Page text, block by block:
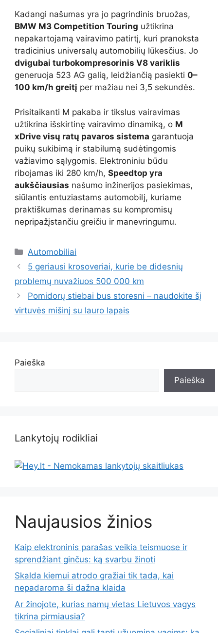
Kadangi našumas yra jo pagrindinis bruožas,
BMW M3 Competition Touring užtikrina
nepakartojamą vairavimo patirtį, kuri pranoksta
tradicinius universalų automobilių lūkesčius. Jo
dvigubai turbokompresorinis V8 variklis
generuoja 523 AG galią, leidžiančią pasiekti 0–
100 km/h greitį per mažiau nei 3,5 sekundės.
Prisitaikanti M pakaba ir tikslus vairavimas
užtikrina išskirtinę vairavimo dinamiką, o M
xDrive visų ratų pavaros sistema garantuoja
puikų sukibimą ir stabilumą sudėtingomis
važiavimo sąlygomis. Elektroniniu būdu
ribojamas iki 280 km/h, Speedtop yra
aukščiausias našumo inžinerijos pasiekimas,
siūlantis entuziastams automobilį, kuriame
praktiškumas derinamas su kompromisų
nepripažįstančiu greičiu ir manevringumu.
Kategorijos
Automobiliai
5 geriausi krosoveriai, kurie be didesnių
problemų nuvažiuos 500 000 km
Pomidorų stiebai bus storesni – naudokite šį
virtuvės mišinį su lauro lapais
Paieška
Paieška
Lankytojų rodikliai
Naujausios žinios
Kaip elektroninis parašas veikia teismuose ir
sprendžiant ginčus: ką svarbu žinoti
Skalda kiemui atrodo gražiai tik tada, kai
nepadaroma ši dažna klaida
Ar žinojote, kurias namų vietas Lietuvos vagys
tikrina pirmiausia?